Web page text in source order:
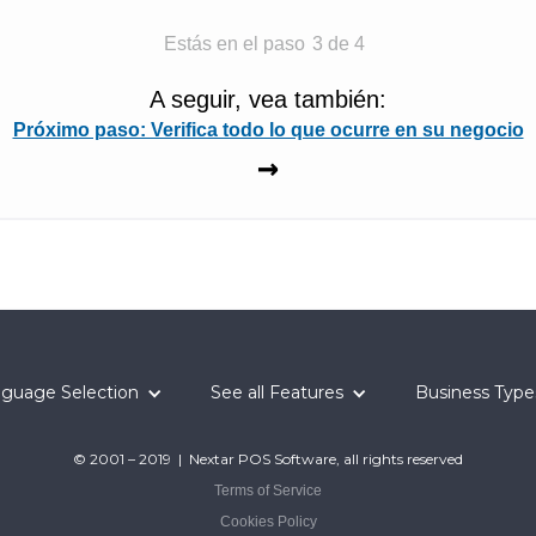
Estás en el paso 3 de 4
A seguir, vea también:
Próximo paso: Verifica todo lo que ocurre en su negocio
→
Selection See all Features Business
© 2001 – 2019 | Nextar POS Software, all rights reserved
Terms of Service
Cookies Policy